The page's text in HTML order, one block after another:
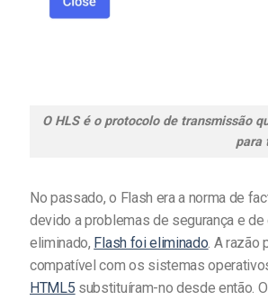
O HLS é o protocolo de transmissão
para
No passado, o Flash era a norma de
devido a problemas de segurança e
eliminado, Flash foi eliminado . A
compatível com os sistemas
HTML5 substituíram-no desde então.